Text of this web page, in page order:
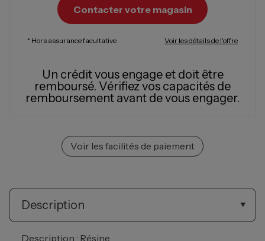
Contacter votre magasin
* Hors assurance facultative Voir les détails de l'offre
Un crédit vous engage et doit être
remboursé. Vérifiez vos capacités de
remboursement avant de vous engager.
Voir les facilités de paiement
Description
Description : Résine